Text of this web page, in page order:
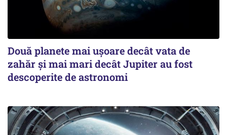
Două planete mai ușoare decât vata de
zahăr și mai mari decât Jupiter au fost
descoperite de astronomi